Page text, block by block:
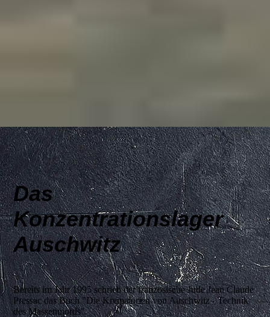
Das
Konzentrationslager
Auschwitz
Bereits im Jahr 1995 schrieb der französische Jude Jean Claude
Pressac das Buch "Die Krematorien von Auschwitz - Technik
des Massenmords".